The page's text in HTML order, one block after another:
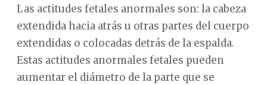
Las actitudes fetales anormales son: la cabeza
extendida hacia atrás u otras partes del cuerpo
extendidas o colocadas detrás de la espalda.
Estas actitudes anormales fetales pueden
aumentar el diámetro de la parte que se